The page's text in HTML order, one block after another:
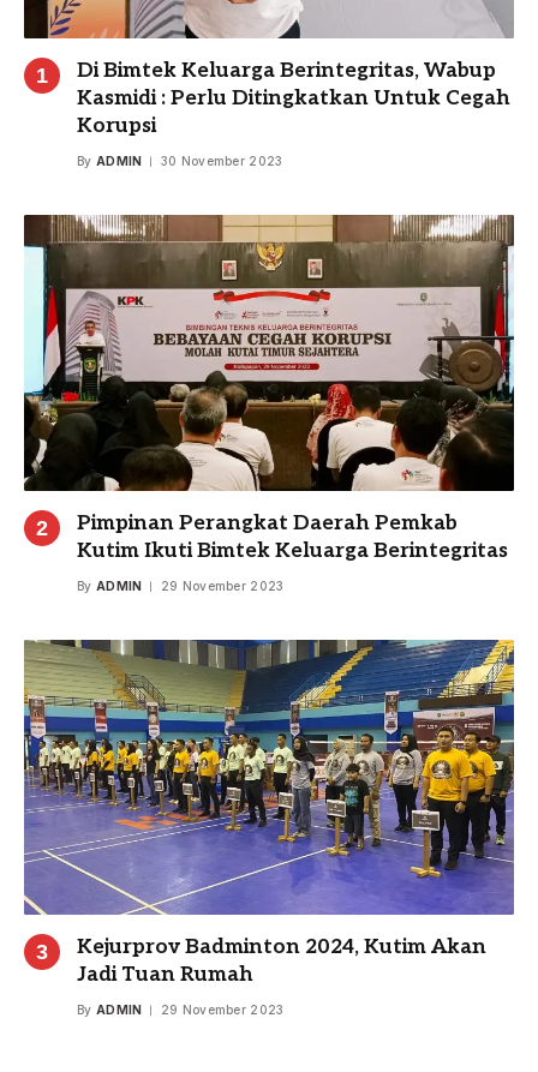
Di Bimtek Keluarga Berintegritas, Wabup
Kasmidi : Perlu Ditingkatkan Untuk Cegah
Korupsi
By ADMIN 30 November 2023
Pimpinan Perangkat Daerah Pemkab
Kutim Ikuti Bimtek Keluarga Berintegritas
By ADMIN 29 November 2023
Kejurprov Badminton 2024, Kutim Akan
Jadi Tuan Rumah
By ADMIN 29 November 2023